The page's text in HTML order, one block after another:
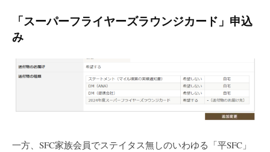
「スーパーフライヤーズラウンジカード」申込
み
一方、SFC家族会員でステイタス無しのいわゆる「平SFC」